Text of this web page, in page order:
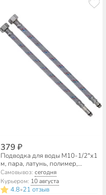
379 ₽
Подводка для воды М10-1/2"х1
м, пара, латунь, полимер,
AquaLine
Самовывоз: сегодня
Курьером: 10 августа
4.8•21 отзыв